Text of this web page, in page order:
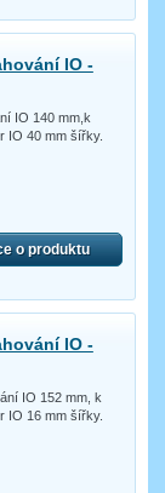
IO -
IO 140 mm,k
IO 40 mm šířky.
o produktu
IO -
IO 152 mm, k
IO 16 mm šířky.